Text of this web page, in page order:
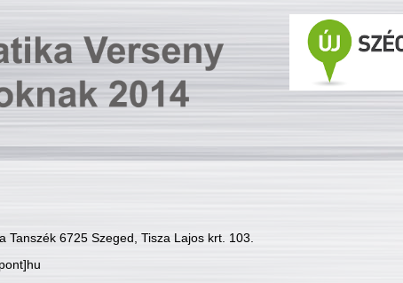
Tanszék 6725 Szeged, Tisza Lajos krt. 103.